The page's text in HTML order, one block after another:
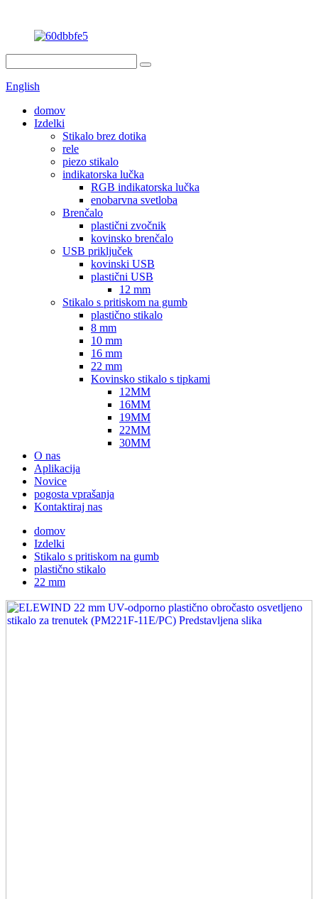
English
domov
Izdelki
Stikalo brez dotika
rele
piezo stikalo
indikatorska lučka
RGB indikatorska lučka
enobarvna svetloba
Brenčalo
plastični zvočnik
kovinsko brenčalo
USB priključek
kovinski USB
plastični USB
12 mm
Stikalo s pritiskom na gumb
plastično stikalo
8 mm
10 mm
16 mm
22 mm
Kovinsko stikalo s tipkami
12MM
16MM
19MM
22MM
30MM
O nas
Aplikacija
Novice
pogosta vprašanja
Kontaktiraj nas
domov
Izdelki
Stikalo s pritiskom na gumb
plastično stikalo
22 mm